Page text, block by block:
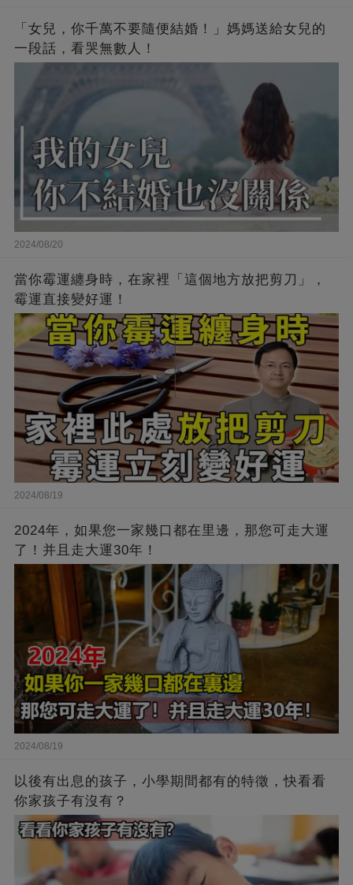
「女兒，你千萬不要隨便結婚！」媽媽送給女兒的
一段話，看哭無數人！
2024/08/20
當你霉運纏身時，在家裡「這個地方放把剪刀」，
霉運直接變好運！
2024/08/19
2024年，如果您一家幾口都在里邊，那您可走大運
了！并且走大運30年！
2024/08/19
以後有出息的孩子，小學期間都有的特徵，快看看
你家孩子有沒有？